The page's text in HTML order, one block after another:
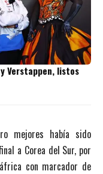
Verstappen, listos
mejores había sido
a Corea del Sur, por
con marcador de